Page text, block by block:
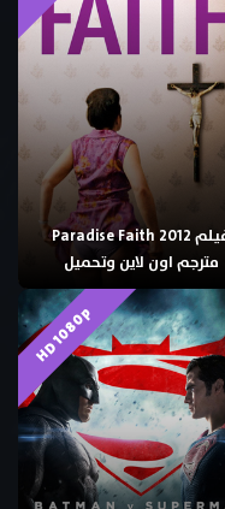
فيلم Paradise Faith 2012
مترجم اون لاين وتحميل
HD 1080p